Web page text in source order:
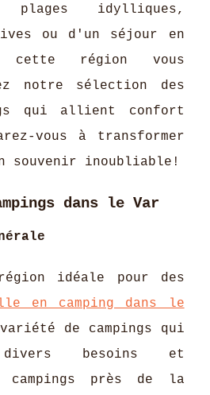
idylliques,
ou d'un séjour en
cette région vous
notre sélection des
qui allient confort
vous à transformer
souvenir inoubliable!
dans le Var
idéale pour des
en camping dans le
de campings qui
besoins et
campings près de la